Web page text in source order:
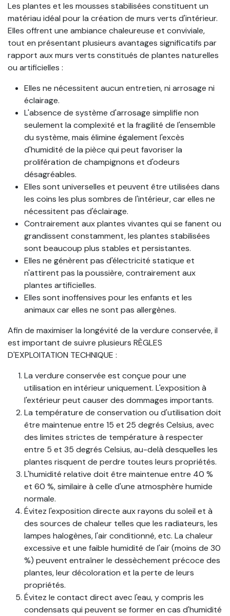
Les plantes et les mousses stabilisées constituent un
matériau idéal pour la création de murs verts d'intérieur.
Elles offrent une ambiance chaleureuse et conviviale,
tout en présentant plusieurs avantages significatifs par
rapport aux murs verts constitués de plantes naturelles
ou artificielles :
Elles ne nécessitent aucun entretien, ni arrosage ni
éclairage.
L'absence de système d'arrosage simplifie non
seulement la complexité et la fragilité de l'ensemble
du système, mais élimine également l'excès
d'humidité de la pièce qui peut favoriser la
prolifération de champignons et d'odeurs
désagréables.
Elles sont universelles et peuvent être utilisées dans
les coins les plus sombres de l'intérieur, car elles ne
nécessitent pas d'éclairage.
Contrairement aux plantes vivantes qui se fanent ou
grandissent constamment, les plantes stabilisées
sont beaucoup plus stables et persistantes.
Elles ne génèrent pas d'électricité statique et
n'attirent pas la poussière, contrairement aux
plantes artificielles.
Elles sont inoffensives pour les enfants et les
animaux car elles ne sont pas allergènes.
Afin de maximiser la longévité de la verdure conservée, il
est important de suivre plusieurs RÈGLES
D'EXPLOITATION TECHNIQUE :
La verdure conservée est conçue pour une
utilisation en intérieur uniquement. L'exposition à
l'extérieur peut causer des dommages importants.
La température de conservation ou d'utilisation doit
être maintenue entre 15 et 25 degrés Celsius, avec
des limites strictes de température à respecter
entre 5 et 35 degrés Celsius, au-delà desquelles les
plantes risquent de perdre toutes leurs propriétés.
L'humidité relative doit être maintenue entre 40 %
et 60 %, similaire à celle d'une atmosphère humide
normale.
Évitez l'exposition directe aux rayons du soleil et à
des sources de chaleur telles que les radiateurs, les
lampes halogènes, l'air conditionné, etc. La chaleur
excessive et une faible humidité de l'air (moins de 30
%) peuvent entraîner le dessèchement précoce des
plantes, leur décoloration et la perte de leurs
propriétés.
Évitez le contact direct avec l'eau, y compris les
condensats qui peuvent se former en cas d'humidité